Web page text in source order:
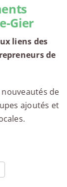
Gier
liens des
de
de
ajoutés et